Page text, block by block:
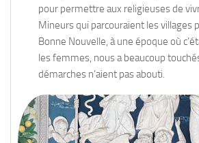
pour permettre aux religieuses de
Mineurs qui parcouraient les villages
Bonne Nouvelle, à une époque où
les femmes, nous a beaucoup
démarches n’aient pas abouti.